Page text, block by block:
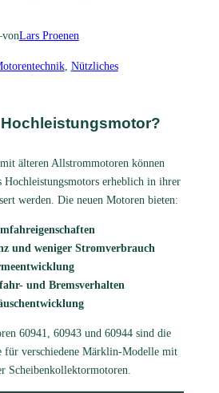
vonLars Proenen
, Nützliches
älteren Allstrommotoren können
Hochleistungsmotors erheblich in ihrer
werden. Die neuen Motoren bieten:
und weniger Stromverbrauch
und Bremsverhalten
60941, 60943 und 60944 sind die
für verschiedene Märklin-Modelle mit
Scheibenkollektormotoren.